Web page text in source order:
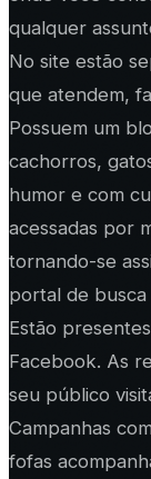
qualquer
No site estão
que atendem,
Possuem um
cachorros,
humor e com
acessadas por
tornando-se
portal de
Estão
Facebook. As
seu público
Campanhas
fofas